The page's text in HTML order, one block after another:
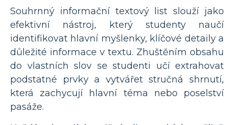
Souhrnný informační textový list slouží jako
efektivní nástroj, který studenty naučí
identifikovat hlavní myšlenky, klíčové detaily a
důležité informace v textu. Zhuštěním obsahu
do vlastních slov se studenti učí extrahovat
podstatné prvky a vytvářet stručná shrnutí,
která zachycují hlavní téma nebo poselství
pasáže.